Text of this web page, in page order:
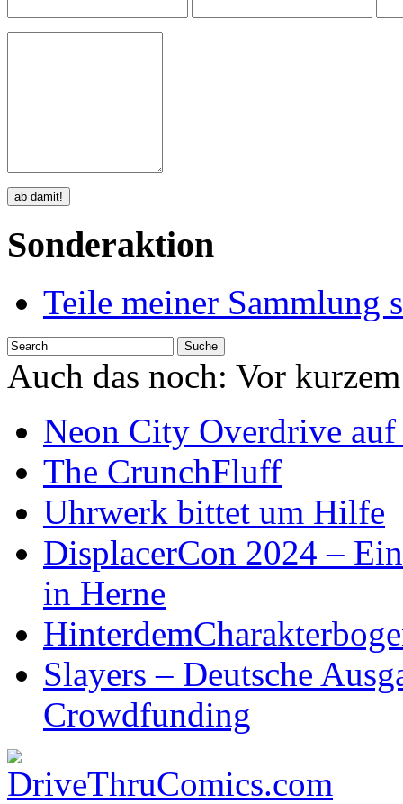
Sonderaktion
Teile meiner Sammlung
Auch das noch: Vor
Neon City Overdrive
The CrunchFluff
Uhrwerk bittet um Hilfe
DisplacerCon 2024 –
in Herne
Slayers – Deutsche
Crowdfunding